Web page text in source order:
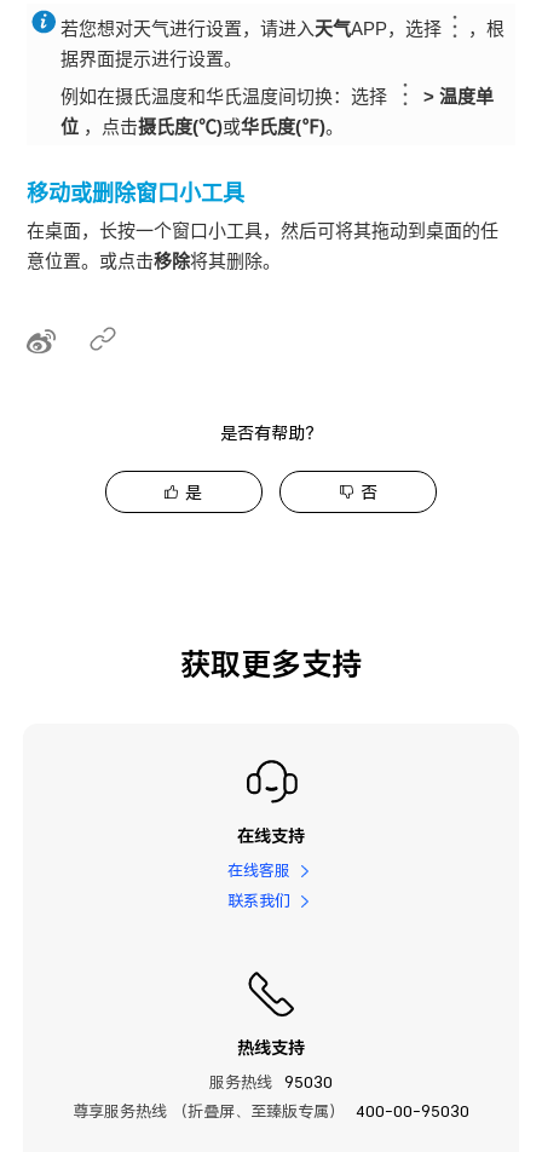
若您想对天气进行设置，请进入天气APP，选择
，根
据界面提示进行设置。
例如在摄氏温度和华氏温度间切换：选择
>温度单
位 ，点击摄氏度(℃)或华氏度(℉)。
移动或删除窗口小工具
在桌面，长按一个窗口小工具，然后可将其拖动到桌面的任
意位置。或点击移除将其删除。
是否有帮助？
是 否
获取更多支持
在线支持
在线客服
联系我们
热线支持
服务热线
95030
尊享服务热线 （折叠屏、至臻版专属）
400-00-95030